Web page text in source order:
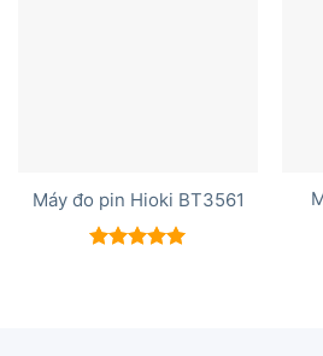
Máy đo pin Hioki BT3561